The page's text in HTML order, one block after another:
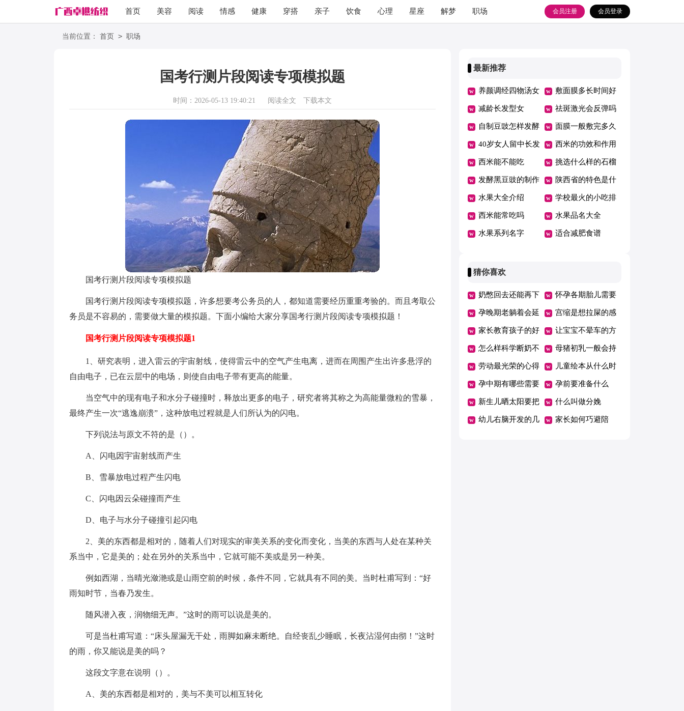
首页 美容 阅读 情感 健康 穿搭 亲子 饮食 心理 星座 解梦 职场
励志
会员登录
会员注册
当前位置： 首页 > 职场
国考行测片段阅读专项模拟题
时间：2026-05-13 19:40:21 阅读全文 下载本文
国考行测片段阅读专项模拟题
国考行测片段阅读专项模拟题，许多想要考公务员的人，都知道需要经历重重考验的。而且考取公
务员是不容易的，需要做大量的模拟题。下面小编给大家分享国考行测片段阅读专项模拟题！
国考行测片段阅读专项模拟题1
1、研究表明，进入雷云的宇宙射线，使得雷云中的空气产生电离，进而在周围产生出许多悬浮的
自由电子，已在云层中的电场，则使自由电子带有更高的能量。
当空气中的现有电子和水分子碰撞时，释放出更多的电子，研究者将其称之为高能量微粒的雪暴，
最终产生一次“逃逸崩溃”，这种放电过程就是人们所认为的闪电。
下列说法与原文不符的是（）。
A、闪电因宇宙射线而产生
B、雪暴放电过程产生闪电
C、闪电因云朵碰撞而产生
D、电子与水分子碰撞引起闪电
2、美的东西都是相对的，随着人们对现实的审美关系的变化而变化，当美的东西与人处在某种关
系当中，它是美的；处在另外的关系当中，它就可能不美或是另一种美。
例如西湖，当晴光潋滟或是山雨空前的时候，条件不同，它就具有不同的美。当时杜甫写到：“好
雨知时节，当春乃发生。
随风潜入夜，润物细无声。”这时的雨可以说是美的。
可是当杜甫写道：“床头屋漏无干处，雨脚如麻未断绝。自经丧乱少睡眠，长夜沾湿何由彻！”这时
的雨，你又能说是美的吗？
这段文字意在说明（）。
A、美的东西都是相对的，美与不美可以相互转化
最新推荐
养颜调经四物汤女
人都要喝
敷面膜多长时间好
减龄长发型女 祛斑激光会反弹吗
自制豆豉怎样发酵
窍门
面膜一般敷完多久
后洗脸
40岁女人留中长发
哪种发型最时尚
西米的功效和作用
哪些人不能吃
西米能不能吃 挑选什么样的石榴
好吃
发酵黑豆豉的制作
方法窍门
陕西省的特色是什
么
水果大全介绍 学校最火的小吃排
行榜
西米能常吃吗 水果品名大全
水果系列名字 适合减肥食谱
猜你喜欢
奶憋回去还能再下
来吗
怀孕各期胎儿需要
的营养
孕晚期老躺着会延
期吗
宫缩是想拉屎的感
觉吗
家长教育孩子的好
方法总结一年级
让宝宝不晕车的方
法
怎么样科学断奶不
坑娃
母猪初乳一般会持
续几天
劳动最光荣的心得
体会范文（精选5
篇）
儿童绘本从什么时
候开始看有哪些好
处
孕中期有哪些需要
注意的事项
孕前要准备什么
新生儿晒太阳要把
衣服脱了吗
什么叫做分娩
幼儿右脑开发的几 家长如何巧避陪